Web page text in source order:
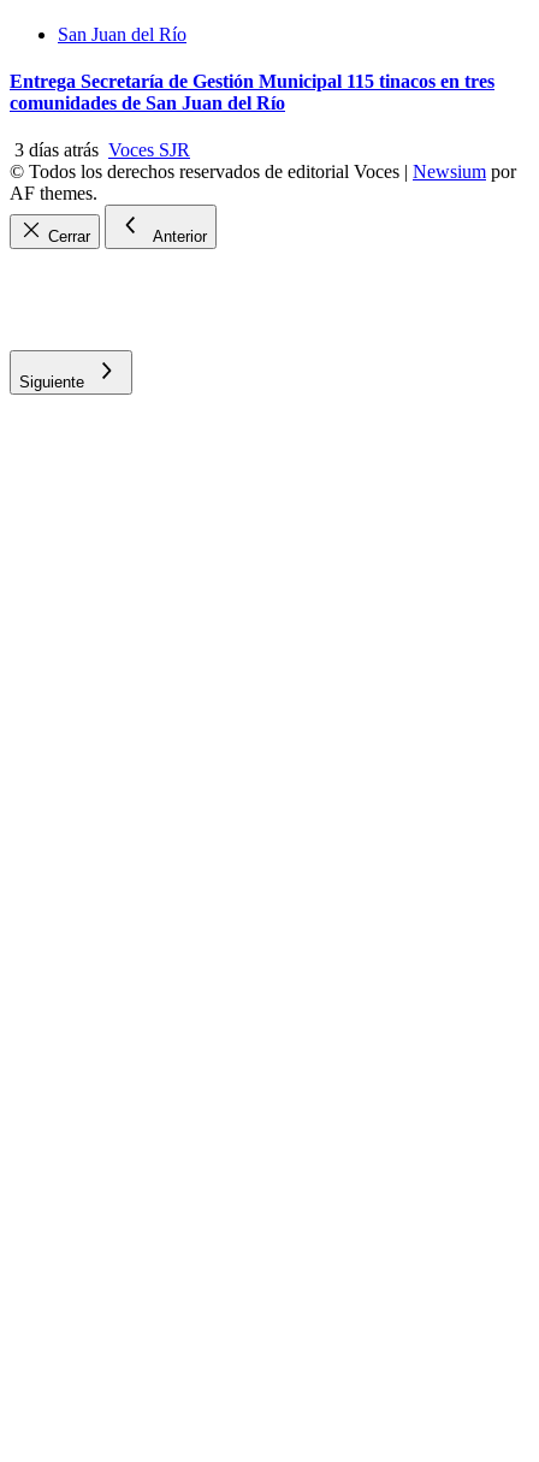
San Juan del Río
Entrega Secretaría de Gestión Municipal 115 tinacos en tres
comunidades de San Juan del Río
3 días atrás Voces SJR
© Todos los derechos reservados de editorial Voces | Newsium por
AF themes.
Cerrar Anterior
Siguiente